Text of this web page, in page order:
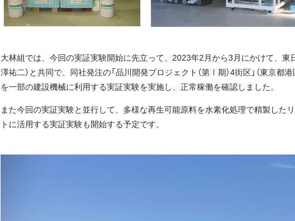
大林組では、今回の実証実験開始に先立って、2023年2月から3月にかけて、東
澤祐二）と共同で、同社発注の「品川開発プロジェクト（第Ⅰ期）4街区」（東京
を一部の建設機械に利用する実証実験を実施し、正常稼働を確認しました。
また今回の実証実験と並行して、多様な再生可能原料を水素化処理で精製した
トに活用する実証実験も開始する予定です。